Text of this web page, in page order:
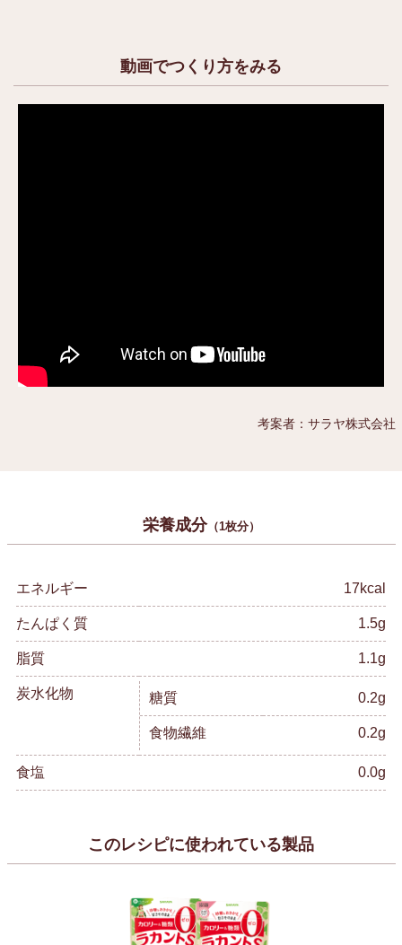
動画でつくり方をみる
考案者：サラヤ株式会社
栄養成分（1枚分）
エネルギー 17kcal
たんぱく質 1.5g
脂質 1.1g
炭水化物 糖質 0.2g
食物繊維 0.2g
食塩 0.0g
このレシピに使われている製品